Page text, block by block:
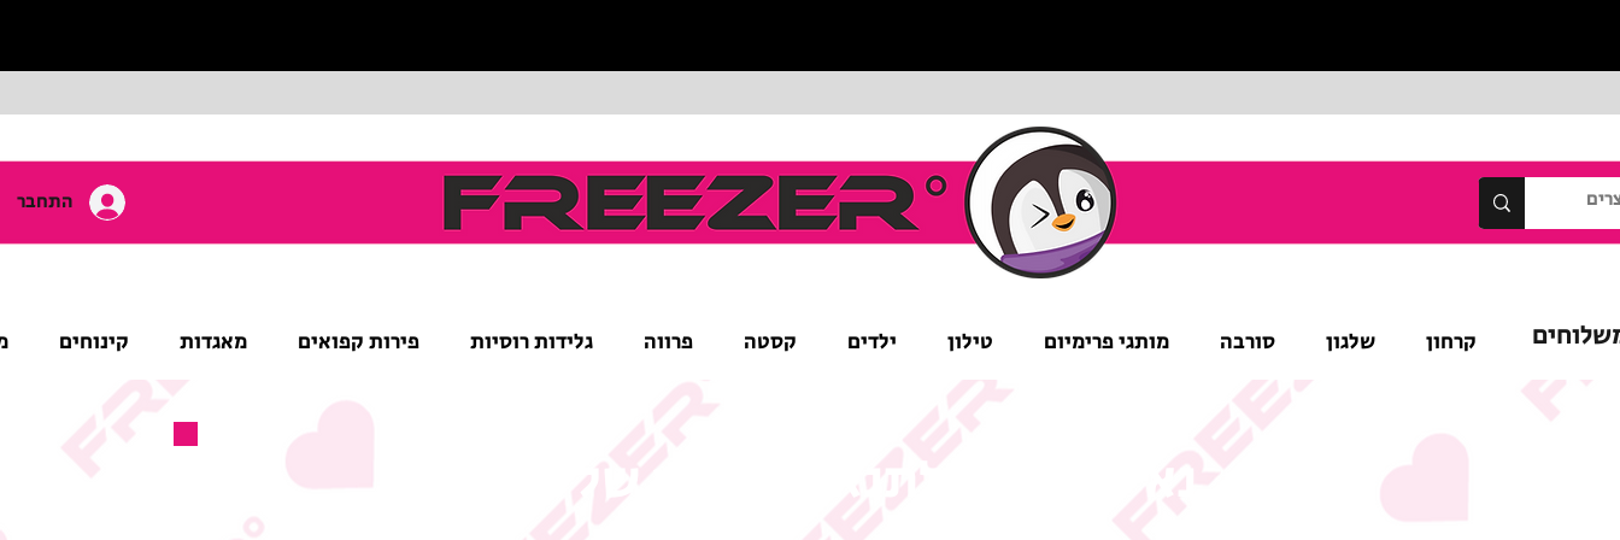
התחבר
קרחון שלגון סורבה מותגי פרימיום טילון ילדים קסטה פרווה גלידות רוסיות פירות קפואים מאגדות קינוחים
נא לשים לב לתנאי המבצע של המוצר